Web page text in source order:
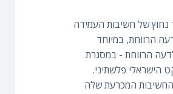
נחוץ של חשיבות העמידה
הרווחת, במיוחד
הרווחת - במסגרת
הישראלי פלשתיני.
המכרעת שלה